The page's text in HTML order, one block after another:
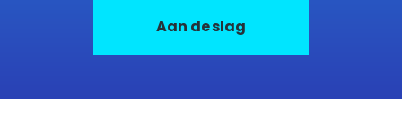
Aan de slag